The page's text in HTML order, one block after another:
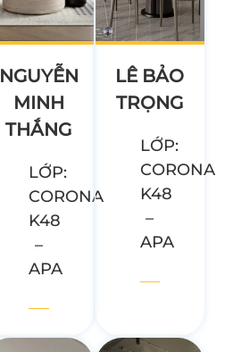
NGUYỄN
MINH
THẮNG
LỚP:
CORONA
K48
–
APA
LÊ BẢO
TRỌNG
LỚP:
CORONA
K48
–
APA